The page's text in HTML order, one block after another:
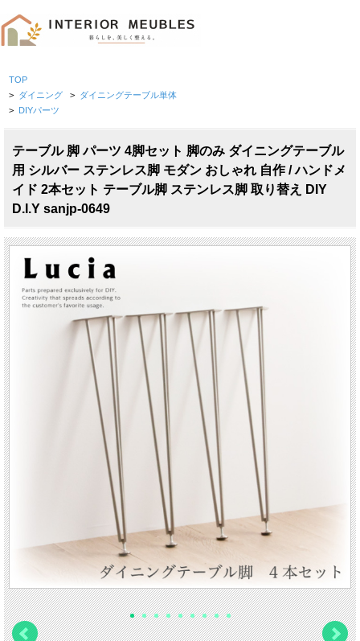
TOP
> ダイニング > ダイニングテーブル単体
> DIYパーツ
テーブル 脚 パーツ 4脚セット 脚のみ ダイニングテーブル
用 シルバー ステンレス脚 モダン おしゃれ 自作 / ハンドメ
イド 2本セット テーブル脚 ステンレス脚 取り替え DIY
D.I.Y sanjp-0649